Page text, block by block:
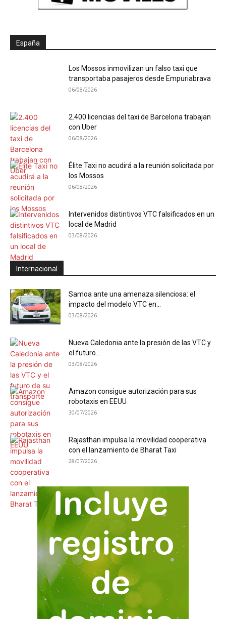
España
Los Mossos inmovilizan un falso taxi que
transportaba pasajeros desde Empuriabrava
06/08/2026
2.400 licencias del taxi de Barcelona trabajan
con Uber
06/08/2026
Élite Taxi no acudirá a la reunión solicitada por
los Mossos
06/08/2026
Intervenidos distintivos VTC falsificados en un
local de Madrid
03/08/2026
Internacional
Samoa ante una amenaza silenciosa: el
impacto del modelo VTC en...
03/08/2026
Nueva Caledonia ante la presión de las VTC y
el futuro...
03/08/2026
Amazon consigue autorización para sus
robotaxis en EEUU
30/07/2026
Rajasthan impulsa la movilidad cooperativa
con el lanzamiento de Bharat Taxi
28/07/2026